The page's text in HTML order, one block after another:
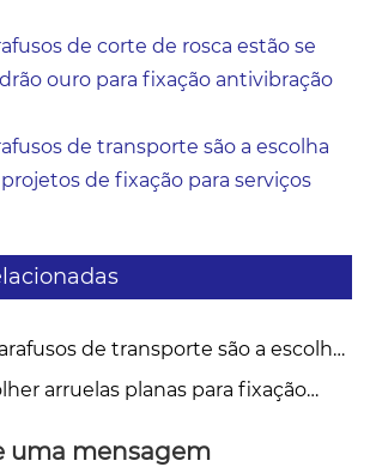
de corte de rosca estão se
ouro para fixação antivibração
de transporte são a escolha
de fixação para serviços
de transporte são a escolha
de fixação para serviços
arruelas planas para fixação
uma mensagem